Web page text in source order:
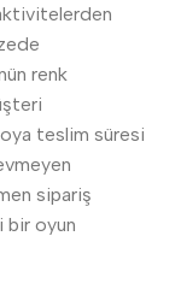
aktivitelerden
renk
teslim süresi
sipariş
bir oyun